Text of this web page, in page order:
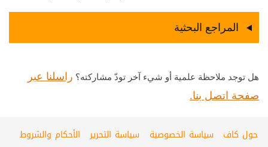
المراجع البحثية
هل توجد ملاحظة علمية أو شيء آخر تودّ مشاركته؟ راسلنا عبر
صفحة اتصل بنا.
حول كاف سياسة الخصوصية سياسة التحرير
الأحكام والشروط